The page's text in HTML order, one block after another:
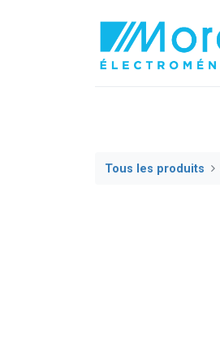
Tous les produits